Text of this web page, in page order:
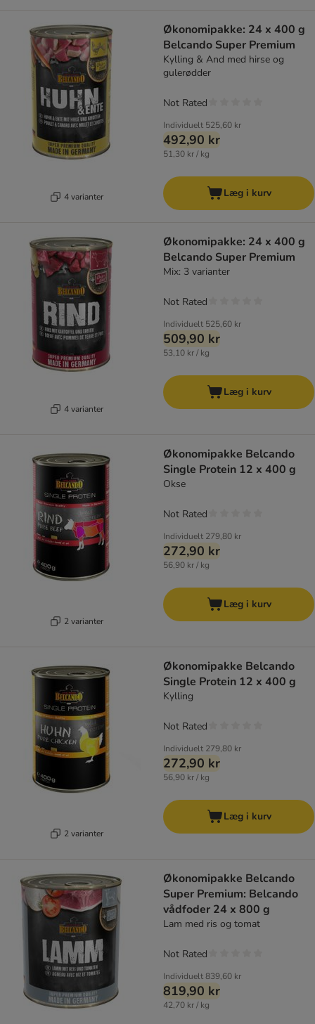
4 varianter
Økonomipakke: 24 x 400 g
Belcando Super Premium
Kylling & And med hirse og
gulerødder
Individuelt 525,60 kr
492,90 kr
51,30 kr / kg
Not Rated
Læg i kurv
4 varianter
Økonomipakke: 24 x 400 g
Belcando Super Premium
Mix: 3 varianter
Individuelt 525,60 kr
509,90 kr
53,10 kr / kg
Not Rated
Læg i kurv
2 varianter
Økonomipakke Belcando
Single Protein 12 x 400 g
Okse
Individuelt 279,80 kr
272,90 kr
56,90 kr / kg
Not Rated
Læg i kurv
2 varianter
Økonomipakke Belcando
Single Protein 12 x 400 g
Kylling
Individuelt 279,80 kr
272,90 kr
56,90 kr / kg
Not Rated
Læg i kurv
Økonomipakke Belcando
Super Premium: Belcando
vådfoder 24 x 800 g
Lam med ris og tomat
Individuelt839,60 kr
819,90 kr
42,70 kr / kg
Not Rated